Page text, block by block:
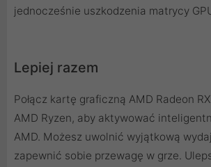
jednocześnie uszkodzenia matrycy
Lepiej razem
Połącz kartę graficzną AMD Radeon
AMD Ryzen, aby aktywować
AMD. Możesz uwolnić wyjątkową
zapewnić sobie przewagę w grze.